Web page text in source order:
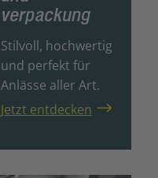
verpackung
Stilvoll, hochwertig
und perfekt für
Anlässe aller Art.
Jetzt entdecken